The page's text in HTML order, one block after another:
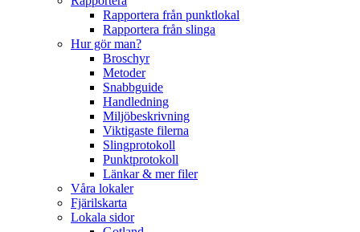
Rapportera från punktlokal
Rapportera från slinga
Hur gör man?
Broschyr
Metoder
Snabbguide
Handledning
Miljöbeskrivning
Viktigaste filerna
Slingprotokoll
Punktprotokoll
Länkar & mer filer
Våra lokaler
Fjärilskarta
Lokala sidor